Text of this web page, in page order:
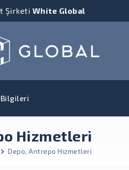
Şirketi White Global
Hizmetleri
Depo, Antrepo Hizmetleri